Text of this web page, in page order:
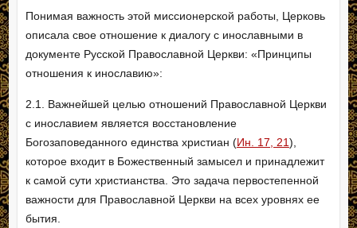
Понимая важность этой миссионерской работы, Церковь
описала свое отношение к диалогу с инославными в
документе Русской Православной Церкви: «Принципы
отношения к инославию»:
2.1. Важнейшей целью отношений Православной Церкви
с инославием является восстановление
Богозаповеданного единства христиан (Ин. 17, 21),
которое входит в Божественный замысел и принадлежит
к самой сути христианства. Это задача первостепенной
важности для Православной Церкви на всех уровнях ее
бытия.